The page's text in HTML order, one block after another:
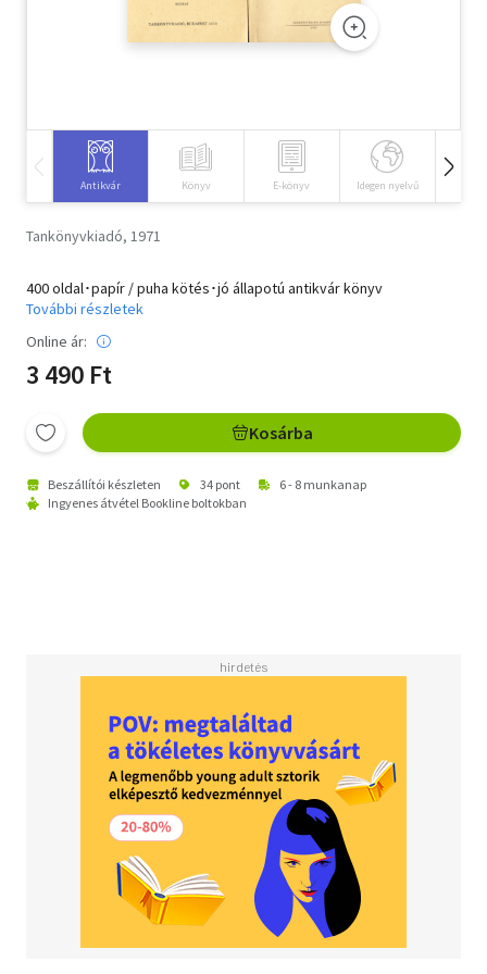
Szótár, nyelvkönyv
Társadalomtudomány
Természettudomány
Antikvár Könyv E-könyv Idegen nyelvű
Tankönyvkiadó, 1971
400 oldal･papír / puha kötés･jó állapotú antikvár könyv
További részletek
Online ár:
3 490 Ft
Kosárba
Beszállítói készleten 34 pont
6 - 8 munkanap
Ingyenes átvétel Bookline boltokban